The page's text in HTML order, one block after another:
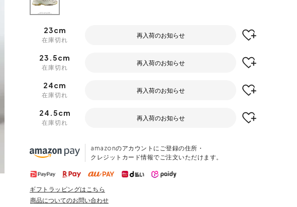
23cm
在庫切れ
再入荷のお知らせ
23.5cm
在庫切れ
再入荷のお知らせ
24cm
在庫切れ
再入荷のお知らせ
24.5cm
在庫切れ
再入荷のお知らせ
amazonのアカウントにご登録の住所・
クレジットカード情報でご注文いただけます。
ギフトラッピングはこちら
商品についてのお問い合わせ